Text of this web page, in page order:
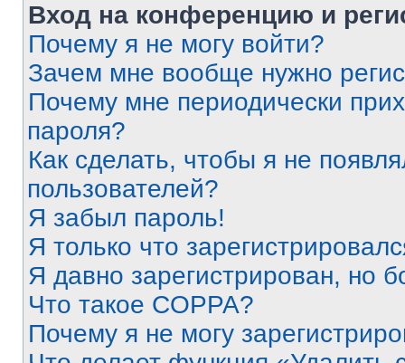
Вход на конференцию и
Почему я не могу войти?
Зачем мне вообще нужно
Почему мне периодически
пароля?
Как сделать, чтобы я не
пользователей?
Я забыл пароль!
Я только что
Я давно зарегистрирован, но
Что такое COPPA?
Почему я не могу